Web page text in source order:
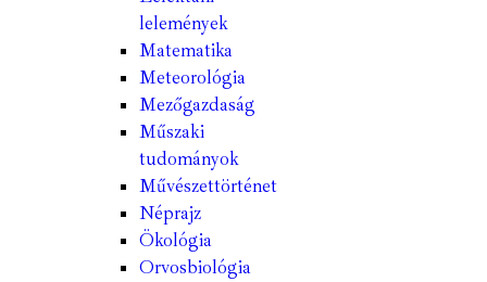
lelemények
Matematika
Meteorológia
Mezőgazdaság
Műszaki
tudományok
Művészettörténet
Néprajz
Ökológia
Orvosbiológia